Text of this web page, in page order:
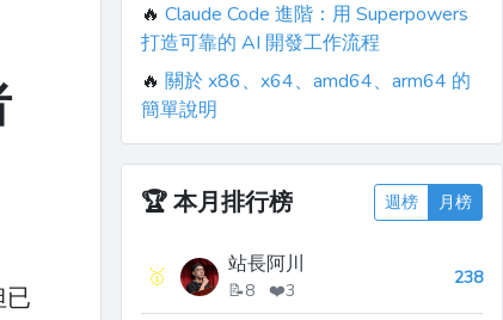
已
🔥 Claude Code 進階：用 Superpowers
打造可靠的 AI 開發工作流程
🔥 關於 x86、x64、amd64、arm64 的
簡單說明
🏆本月排行榜 週榜 月榜
🥇 站長阿川
📝8 ❤️3
238